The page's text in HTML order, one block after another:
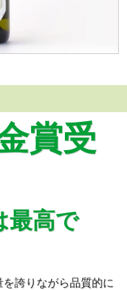
賞受
最高で
誇りながら品質的に